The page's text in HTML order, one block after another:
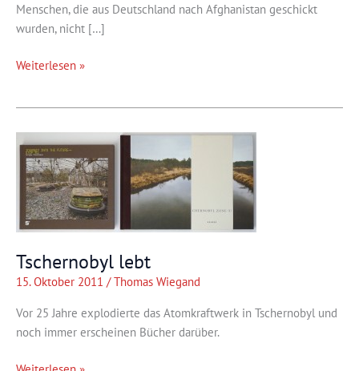
Menschen, die aus Deutschland nach Afghanistan geschickt
wurden, nicht […]
Ernstfall
Weiterlesen »
Tschernobyl lebt
15. Oktober 2011 /Thomas Wiegand
Vor 25 Jahre explodierte das Atomkraftwerk in Tschernobyl und
noch immer erscheinen Bücher darüber.